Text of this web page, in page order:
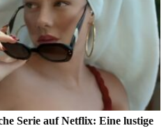
Serie auf Netflix: Eine lustige